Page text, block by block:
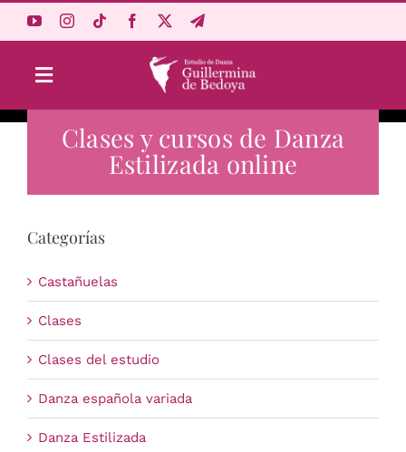
Toggle
Navigation
Aprende Online
Estudio
Carrito
Clases y cursos de Danza
Estilizada online
Categorías
Castañuelas
Clases
Clases del estudio
Danza española variada
Danza Estilizada